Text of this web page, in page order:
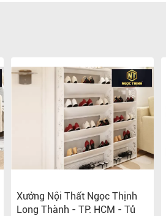
Xưởng Nội Thất Ngọc Thịnh
Long Thành - TP. HCM - Tủ